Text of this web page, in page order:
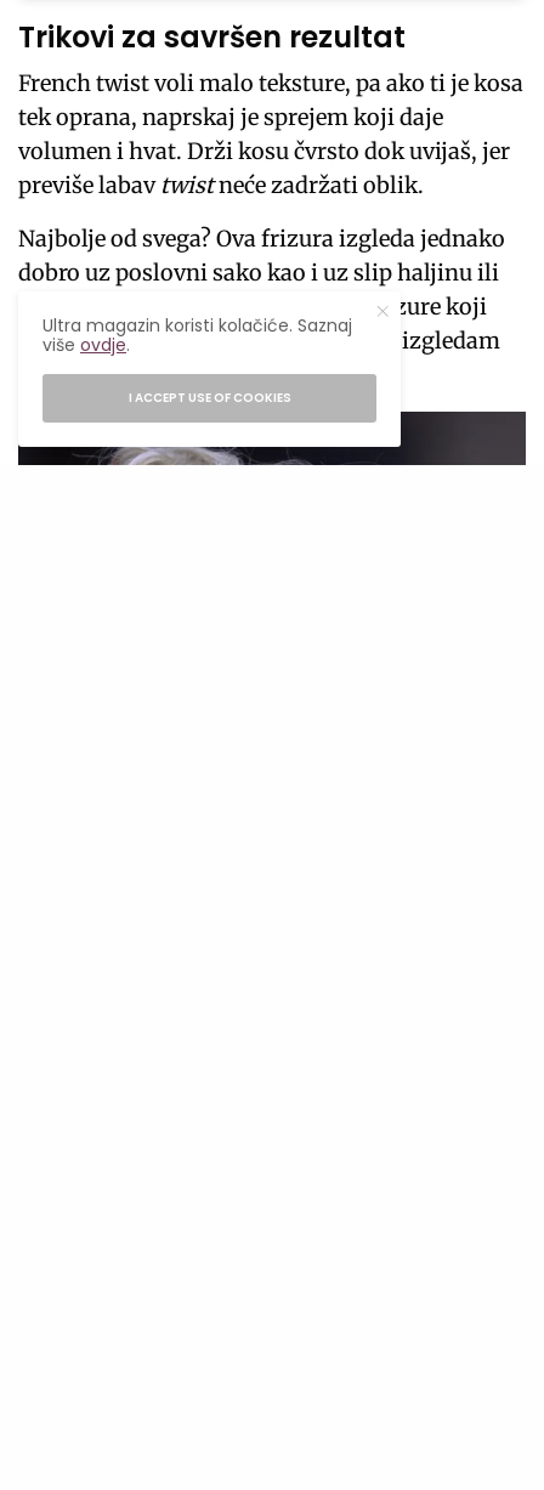
Trikovi za savršen rezultat
French twist voli malo teksture, pa ako ti je kosa
tek oprana, naprskaj je sprejem koji daje
volumen i hvat. Drži kosu čvrsto dok uvijaš, jer
previše labav twistneće zadržati oblik.
Najbolje od svega? Ova frizura izgleda jednako
dobro uz poslovni sako kao i uz slip haljinu ili
džemper. To je onaj tip frizure koji
govori: „nisam se previše trudila, ali izgledam
fantastično“.
Ultra magazin koristi kolačiće. Saznaj
višeovdje.
I ACCEPT USE OF COOKIES